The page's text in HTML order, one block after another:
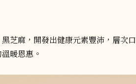
芝麻，開發出健康元素豐沛，層次口
暖恩惠。